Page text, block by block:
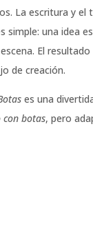
La escritura y el
simple: una idea
El
de creación.
es una
con botas, pero